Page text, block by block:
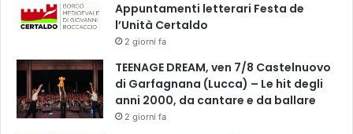
Appuntamenti letterari Festa de
l’Unità Certaldo
2 giorni fa
TEENAGE DREAM, ven 7/8 Castelnuovo
di Garfagnana (Lucca) – Le hit degli
anni 2000, da cantare e da ballare
2 giorni fa